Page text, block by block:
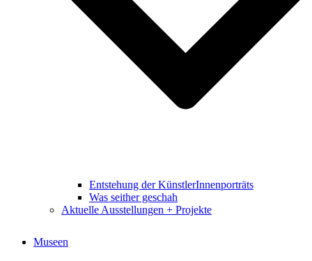
Entstehung der KünstlerInnenporträts
Was seither geschah
Aktuelle Ausstellungen + Projekte
Museen